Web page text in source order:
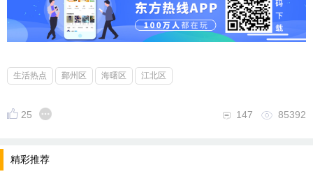
0公里；完成河道清淤250万立方米，生态小流域治理5
0公里；推进水土流失综合治理17平方公里。
生活热点 鄞州区 海曙区 江北区
25 85392
147
精彩推荐